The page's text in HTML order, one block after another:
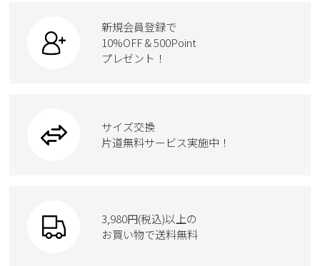
カジュアルシューズ
ワークシューズ
ウェア
moz
ローファー
ブーツ
Parade
スクール
new balance
ボディバッグ
ハンドバッグ
トートバッグ
ケア用品
新規会員登録で
10%OFF & 500Point
プレゼント！
サイズ交換
片道無料サービス実施中！
3,980円(税込)以上の
お買い物で送料無料